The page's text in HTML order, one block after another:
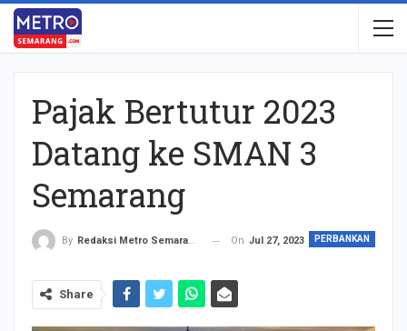
Pajak Bertutur 2023
Datang ke SMAN 3
Semarang
PERBANKAN
By Redaksi Metro Semarang On Jul 27, 2023
Share